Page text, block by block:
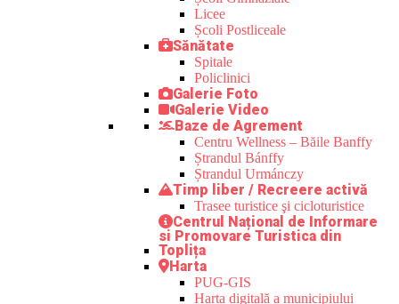
Licee
Școli Postliceale
Sănătate
Spitale
Policlinici
Galerie Foto
Galerie Video
Baze de Agrement
Centru Wellness – Băile Banffy
Ștrandul Bánffy
Ștrandul Urmánczy
Timp liber / Recreere activă
Trasee turistice şi cicloturistice
Centrul Național de Informare
si Promovare Turistica din
Toplița
Harta
PUG-GIS
Harta digitală a municipiului